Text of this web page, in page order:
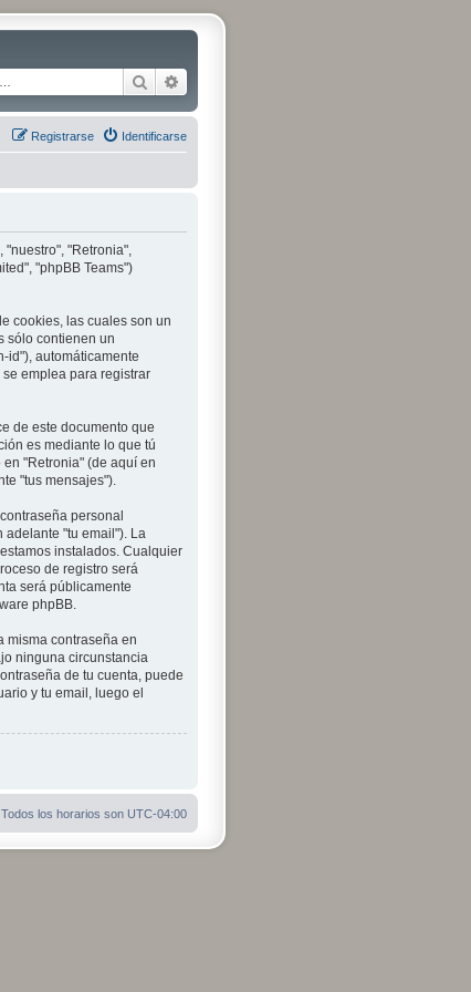
Buscar
Identificarse
Registrarse
"nuestro", "Retronia",
"phpBB Teams")
cookies, las cuales son un
sólo contienen un
id"), automáticamente
emplea para registrar
de este documento que
es mediante lo que tú
"Retronia" (de aquí en
"tus mensajes").
personal
adelante "tu email"). La
instalados. Cualquier
de registro será
será públicamente
phpBB.
misma contraseña en
ninguna circunstancia
de tu cuenta, puede
y tu email, luego el
Todos los horarios son UTC-04:00